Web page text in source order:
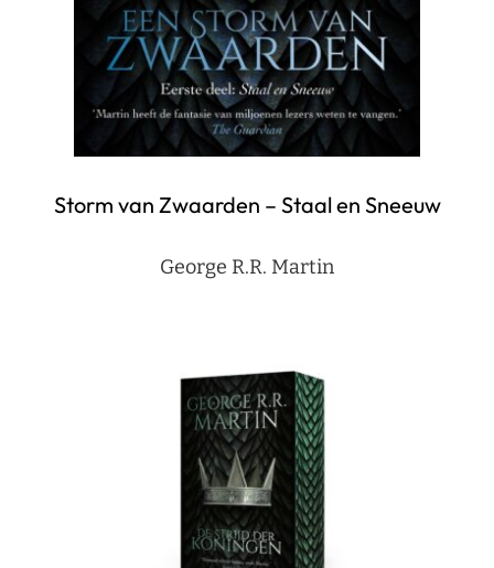
Storm van Zwaarden – Staal en Sneeuw
George R.R. Martin